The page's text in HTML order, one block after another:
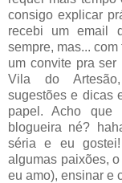
consigo explicar
recebi um email
sempre, mas...
um convite pra
Vila do Artesão,
sugestões e dicas
papel. Acho
blogueira né?
séria e eu
algumas paixões,
eu amo), ensinar e